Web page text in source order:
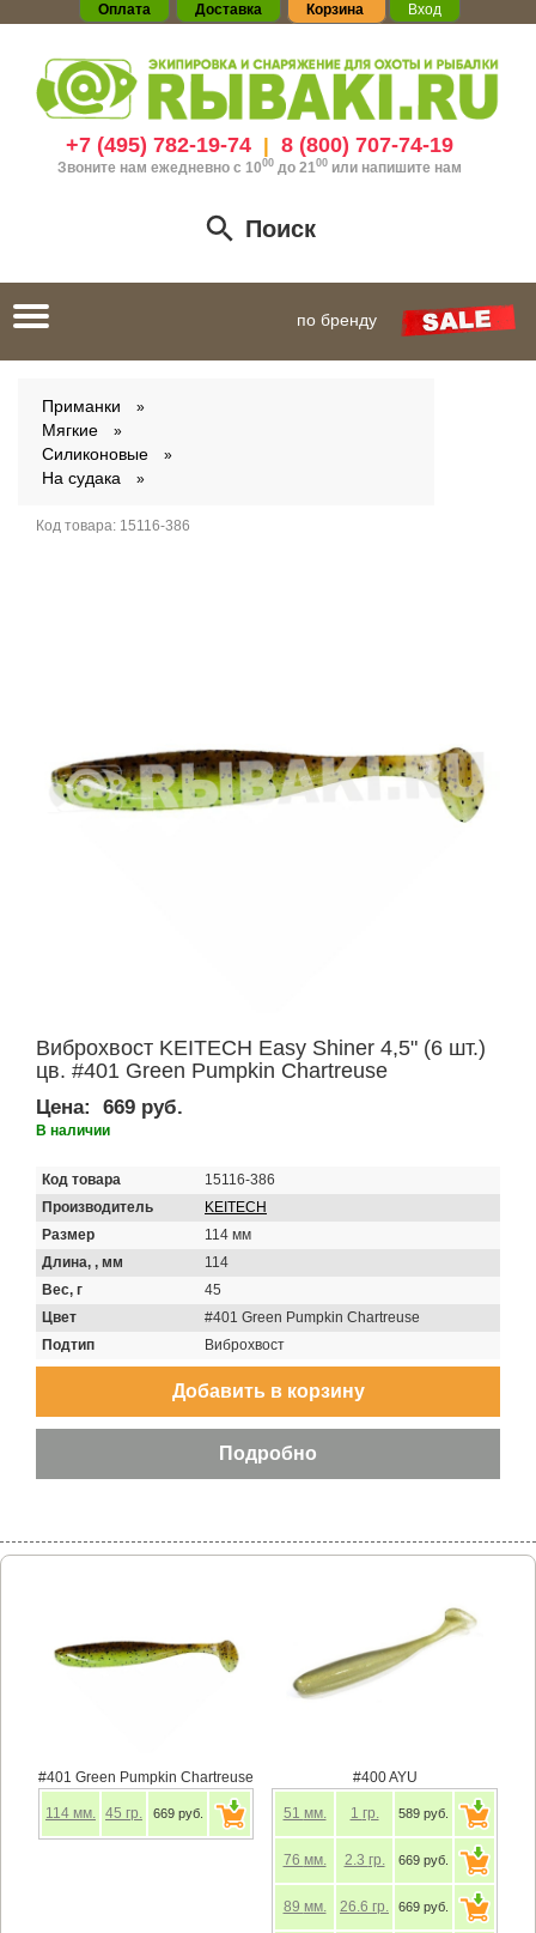
Оплата Доставка Корзина Вход
+7 (495) 782-19-74| 8 (800) 707-74-19
Звоните нам ежедневно с 1000до 21 00 или напишите нам
Поиск
Toggle
navigation
по бренду
Приманки
Мягкие
Силиконовые
На судака
Код товара: 15116-386
Виброхвост KEITECH Easy Shiner 4,5" (6 шт.)
цв. #401 Green Pumpkin Chartreuse
Цена: 669 руб.
В наличии
Код товара
15116-386
Производитель
KEITECH
Размер
114 мм
Длина, , мм
114
Вес, г
45
Цвет
#401 Green Pumpkin Chartreuse
Подтип
Виброхвост
#401 Green Pumpkin Chartreuse
114 мм. 45 гр. 669 руб.
#400 AYU
51 мм. 1 гр. 589 руб.
76 мм. 2.3 гр. 669 руб.
89 мм. 26.6 гр. 669 руб.